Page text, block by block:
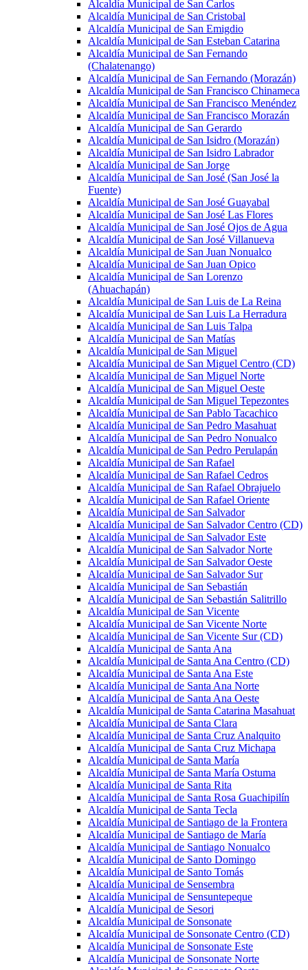
Alcaldía Municipal de San Carlos
Alcaldía Municipal de San Cristobal
Alcaldía Municipal de San Emigdio
Alcaldía Municipal de San Esteban Catarina
Alcaldía Municipal de San Fernando
(Chalatenango)
Alcaldía Municipal de San Fernando (Morazán)
Alcaldía Municipal de San Francisco Chinameca
Alcaldía Municipal de San Francisco Menéndez
Alcaldía Municipal de San Francisco Morazán
Alcaldía Municipal de San Gerardo
Alcaldía Municipal de San Isidro (Morazán)
Alcaldía Municipal de San Isidro Labrador
Alcaldía Municipal de San Jorge
Alcaldía Municipal de San José (San José la
Fuente)
Alcaldía Municipal de San José Guayabal
Alcaldía Municipal de San José Las Flores
Alcaldía Municipal de San José Ojos de Agua
Alcaldía Municipal de San José Villanueva
Alcaldía Municipal de San Juan Nonualco
Alcaldía Municipal de San Juan Opico
Alcaldía Municipal de San Lorenzo
(Ahuachapán)
Alcaldía Municipal de San Luis de La Reina
Alcaldía Municipal de San Luis La Herradura
Alcaldía Municipal de San Luis Talpa
Alcaldía Municipal de San Matías
Alcaldía Municipal de San Miguel
Alcaldía Municipal de San Miguel Centro (CD)
Alcaldía Municipal de San Miguel Norte
Alcaldía Municipal de San Miguel Oeste
Alcaldía Municipal de San Miguel Tepezontes
Alcaldía Municipal de San Pablo Tacachico
Alcaldía Municipal de San Pedro Masahuat
Alcaldía Municipal de San Pedro Nonualco
Alcaldía Municipal de San Pedro Perulapán
Alcaldía Municipal de San Rafael
Alcaldía Municipal de San Rafael Cedros
Alcaldía Municipal de San Rafael Obrajuelo
Alcaldía Municipal de San Rafael Oriente
Alcaldía Municipal de San Salvador
Alcaldía Municipal de San Salvador Centro (CD)
Alcaldía Municipal de San Salvador Este
Alcaldía Municipal de San Salvador Norte
Alcaldía Municipal de San Salvador Oeste
Alcaldía Municipal de San Salvador Sur
Alcaldía Municipal de San Sebastián
Alcaldía Municipal de San Sebastián Salitrillo
Alcaldía Municipal de San Vicente
Alcaldía Municipal de San Vicente Norte
Alcaldía Municipal de San Vicente Sur (CD)
Alcaldía Municipal de Santa Ana
Alcaldía Municipal de Santa Ana Centro (CD)
Alcaldía Municipal de Santa Ana Este
Alcaldía Municipal de Santa Ana Norte
Alcaldía Municipal de Santa Ana Oeste
Alcaldía Municipal de Santa Catarina Masahuat
Alcaldía Municipal de Santa Clara
Alcaldía Municipal de Santa Cruz Analquito
Alcaldía Municipal de Santa Cruz Michapa
Alcaldía Municipal de Santa María
Alcaldía Municipal de Santa María Ostuma
Alcaldía Municipal de Santa Rita
Alcaldía Municipal de Santa Rosa Guachipilín
Alcaldía Municipal de Santa Tecla
Alcaldía Municipal de Santiago de la Frontera
Alcaldía Municipal de Santiago de María
Alcaldía Municipal de Santiago Nonualco
Alcaldía Municipal de Santo Domingo
Alcaldía Municipal de Santo Tomás
Alcaldía Municipal de Sensembra
Alcaldía Municipal de Sensuntepeque
Alcaldía Municipal de Sesori
Alcaldía Municipal de Sonsonate
Alcaldía Municipal de Sonsonate Centro (CD)
Alcaldía Municipal de Sonsonate Este
Alcaldía Municipal de Sonsonate Norte